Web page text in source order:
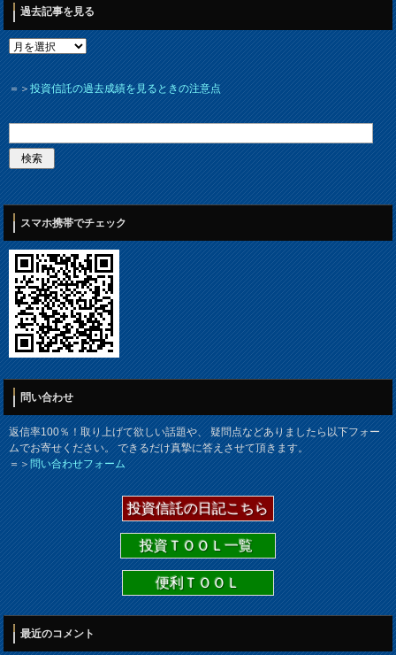
過去記事を見る
＝＞投資信託の過去成績を見るときの注意点
スマホ携帯でチェック
問い合わせ
返信率100％！取り上げて欲しい話題や、 疑問点などありましたら以下フォー
ムでお寄せください。 できるだけ真摯に答えさせて頂きます。
＝＞問い合わせフォーム
投資信託の日記こちら
投資ＴＯＯＬ一覧
便利ＴＯＯＬ
最近のコメント